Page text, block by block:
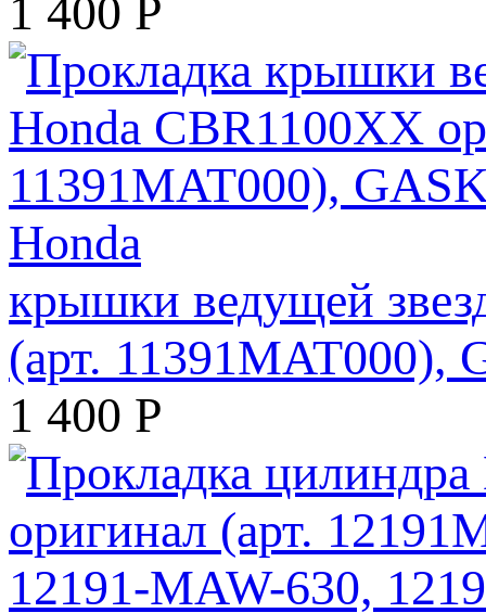
1 400 Р
крышки ведущей
(арт. 11391MAT000),
1 400 Р